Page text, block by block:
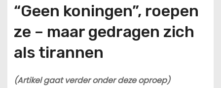
“Geen koningen”, roepen
ze – maar gedragen zich
als tirannen
(Artikel gaat verder onder deze oproep)